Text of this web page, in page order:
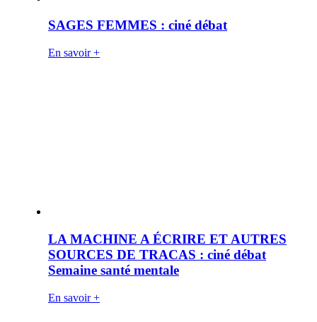
SAGES FEMMES : ciné débat
En savoir +
LA MACHINE A ÉCRIRE ET AUTRES
SOURCES DE TRACAS : ciné débat
Semaine santé mentale
En savoir +